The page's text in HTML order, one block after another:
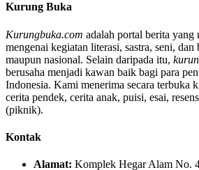
Kurung Buka
Kurungbuka.com adalah portal berita
mengenai kegiatan literasi, sastra, seni,
maupun nasional. Selain daripada itu,
berusaha menjadi kawan baik bagi para
Indonesia. Kami menerima secara terbuka
cerita pendek, cerita anak, puisi, esai,
(piknik).
Kontak
Alamat: Komplek Hegar Alam No.